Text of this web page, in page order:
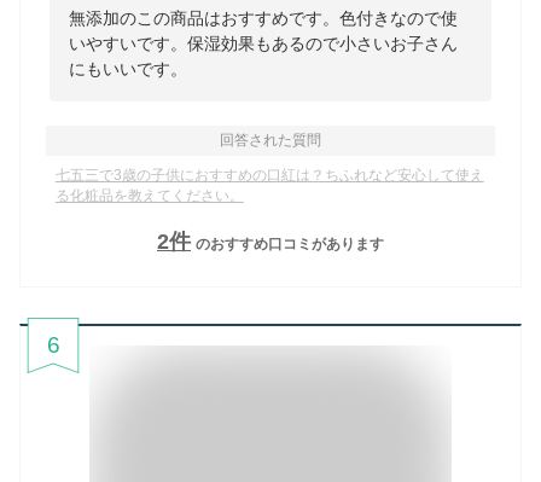
無添加のこの商品はおすすめです。色付きなので使
いやすいです。保湿効果もあるので小さいお子さん
にもいいです。
回答された質問
七五三で3歳の子供におすすめの口紅は？ちふれなど安心して使え
る化粧品を教えてください。
2件 のおすすめ口コミがあります
6